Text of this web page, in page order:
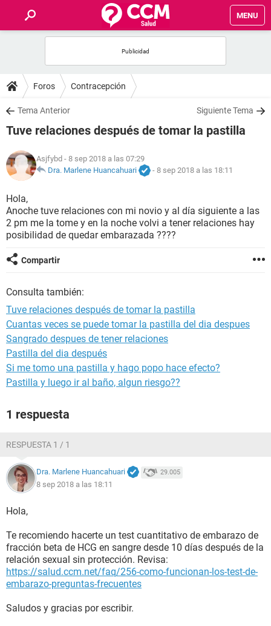
MENU
FOROS
SALUD
NUTRICIÓN
BIENESTAR
SEXUALIDAD
GLOSARIO
Foros Contracepción
Tema Anterior Siguiente Tema
Tuve relaciones después de tomar la pastilla
Asjfybd - 8 sep 2018 a las 07:29
Dra. Marlene Huancahuari
- 8 sep 2018 a las 18:11
Hola,
Anoche tuve relaciones con mi novio y al día siguiente a las
2 pm me la tome y en la noche volvi a tener relaciones hay
posibilidad de quedar embarazada ????
Compartir
Consulta también:
Tuve relaciones después de tomar la pastilla
Cuantas veces se puede tomar la pastilla del dia despues
Sangrado despues de tener relaciones
Pastilla del dia después
Si me tomo una pastilla y hago popo hace efecto?
Pastilla y luego ir al baño, algun riesgo??
1 respuesta
RESPUESTA 1 / 1
Dra. Marlene Huancahuari 29.005
8 sep 2018 a las 18:11
Hola,
Te recomiendo hacerte un test cuantitativo de embarazo de
fracción beta de HCG en sangre desde 10 días después de la
relación sexual sin protección. Revisa:
https://salud.ccm.net/faq/256-como-funcionan-los-test-de-
embarazo-preguntas-frecuentes
Saludos y gracias por escribir.